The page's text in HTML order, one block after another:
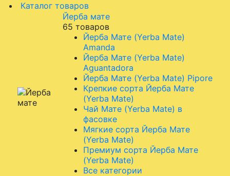
Каталог товаров
Йерба мате
65 товаров
Йерба Мате (Yerba Mate)
Amanda
Йерба Мате (Yerba Mate)
Aguantadora
Йерба Мате (Yerba Mate) Pipore
Крепкие сорта Йерба Мате
(Yerba Mate)
Чай Мате (Yerba Mate) в
фасовке
Мягкие сорта Йерба Мате
(Yerba Mate)
Премиум сорта Йерба Мате
(Yerba Mate)
Все категории